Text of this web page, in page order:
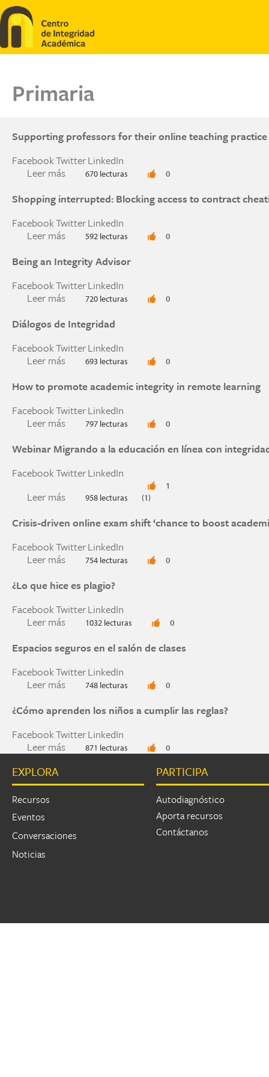
Pasar al contenido principal
Primaria
Supporting professors for their online teaching practice
FacebookTwitterLinkedIn
Leer más sobre Supporting professors for their online
670 lecturas 0
Shopping interrupted: Blocking access to contract
FacebookTwitterLinkedIn
Leer más sobre Shopping interrupted: Blocking access
592 lecturas 0
Being an Integrity Advisor
FacebookTwitterLinkedIn
Leer más sobre Being an Integrity Advisor
720 lecturas 0
Diálogos de Integridad
FacebookTwitterLinkedIn
Leer más sobre Diálogos de Integridad
693 lecturas 0
How to promote academic integrity in remote learning
FacebookTwitterLinkedIn
Leer más sobre How to promote academic integrity in
797 lecturas 0
Webinar Migrando a la educación en línea con
FacebookTwitterLinkedIn
Leer más sobre Webinar Migrando a la educación en
958 lecturas
1
(1)
Crisis-driven online exam shift ‘chance to boost
FacebookTwitterLinkedIn
Leer más sobre Crisis-driven online exam shift ‘chance
754 lecturas 0
¿Lo que hice es plagio?
FacebookTwitterLinkedIn
Leer más sobre ¿Lo que hice es plagio?
1032 lecturas 0
Espacios seguros en el salón de clases
FacebookTwitterLinkedIn
Leer más sobre Espacios seguros en el salón de clases
748 lecturas 0
¿Cómo aprenden los niños a cumplir las reglas?
FacebookTwitterLinkedIn
Leer más sobre ¿Cómo aprenden los niños a cumplir las
871 lecturas 0
Páginas
EXPLORA
Recursos
Eventos
Conversaciones
Noticias
PARTICIPA
Autodiagnóstico
Aporta recursos
Contáctanos